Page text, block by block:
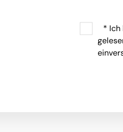
* Ich